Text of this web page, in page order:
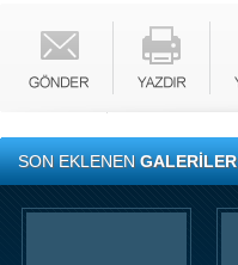
SON EKLENENGALERİLER